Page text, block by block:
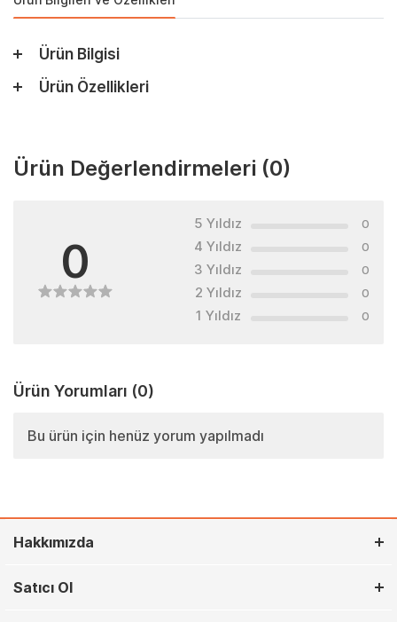
Ürün Bilgisi
Ürün Özellikleri
Ürün Değerlendirmeleri (0)
0
5 Yıldız 0
4 Yıldız 0
3 Yıldız 0
2 Yıldız 0
1 Yıldız 0
Ürün Yorumları (0)
Bu ürün için henüz yorum yapılmadı
Hakkımızda
Satıcı Ol